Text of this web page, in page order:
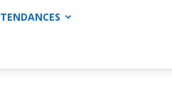
TENDANCES